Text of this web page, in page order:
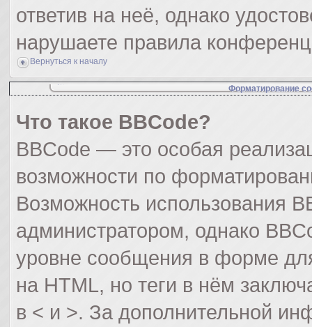
ответив на неё, однако
нарушаете правила
Вернуться к началу
Форматирование
Что такое BBCode?
BBCode — это особая
возможности по
Возможность использования
администратором, однако
уровне сообщения в форме
на HTML, но теги в нём
в < и >. За дополнительной